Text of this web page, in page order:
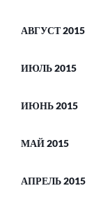
АВГУСТ 2015
ИЮЛЬ 2015
ИЮНЬ 2015
МАЙ 2015
АПРЕЛЬ 2015